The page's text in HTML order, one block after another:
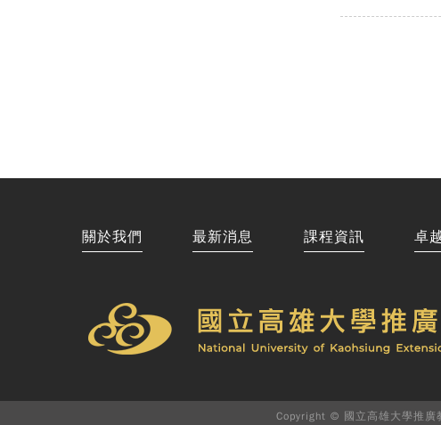
關於我們 最新消息 課程資訊 卓
Copyright © 國立高雄大學推